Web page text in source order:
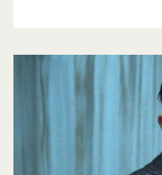
Lees verder